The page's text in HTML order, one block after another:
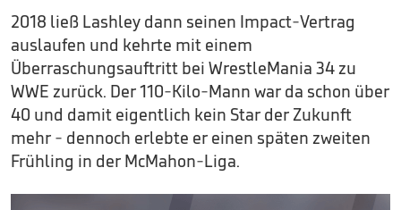
2018 ließ Lashley dann seinen Impact-Vertrag
auslaufen und kehrte mit einem
Überraschungsauftritt bei WrestleMania 34 zu
WWE zurück. Der 110-Kilo-Mann war da schon über
40 und damit eigentlich kein Star der Zukunft
mehr - dennoch erlebte er einen späten zweiten
Frühling in der McMahon-Liga.